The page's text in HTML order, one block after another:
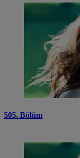
505. Bölüm